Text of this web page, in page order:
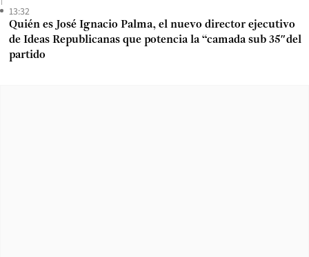
13:32
Quién es José Ignacio Palma, el nuevo director ejecutivo
de Ideas Republicanas que potencia la “camada sub 35″del
partido